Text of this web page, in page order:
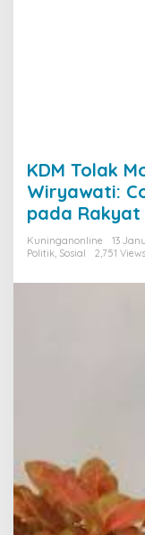
KDM Tolak
Wiryawati:
pada Rakyat
Kuninganonline
13
Politik, Sosial 2,751 Views